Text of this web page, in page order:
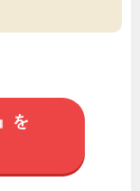
を